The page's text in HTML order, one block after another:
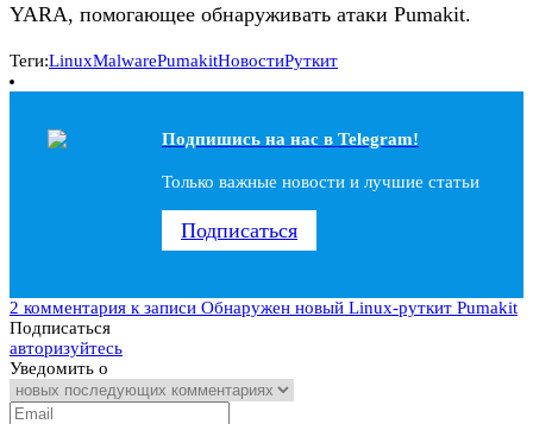
YARA, помогающее обнаруживать атаки Pumakit.
Теги:LinuxMalwarePumakitНовостиРуткит
Подпишись на наc в Telegram!
Только важные новости и лучшие статьи
Подписаться
2 комментария к записи Обнаружен новый Linux-руткит Pumakit
Подписаться
авторизуйтесь
Уведомить о